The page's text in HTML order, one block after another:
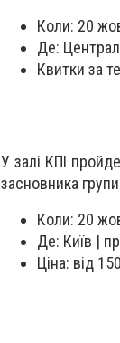
Коли: 20
Де:
Квитки за
У залі КПІ
засновника
Коли: 20
Де: Київ |
Ціна: від